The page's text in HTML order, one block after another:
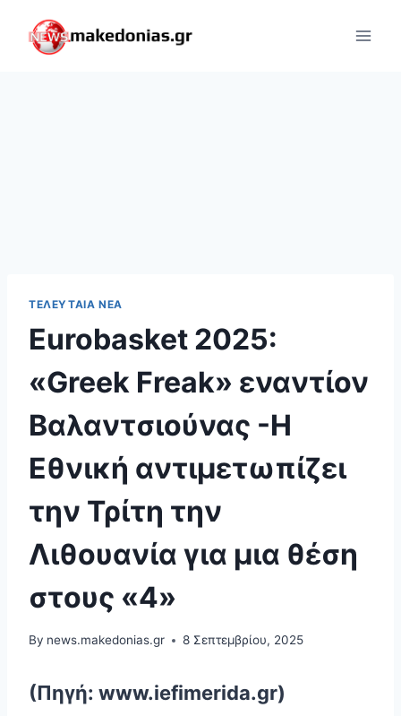
content
ΤΕΛΕΥΤΑΊΑ ΝΈΑ
Eurobasket 2025:
«Greek Freak» εναντίον
Βαλαντσιούνας -Η
Εθνική αντιμετωπίζει
την Τρίτη την
Λιθουανία για μια θέση
στους «4»
By news.makedonias.gr 8 Σεπτεμβρίου, 2025
(Πηγή: www.iefimerida.gr)